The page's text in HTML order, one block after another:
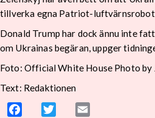
tillverka egna Patriot-
Donald Trump har dock ännu inte
om Ukrainas begäran, uppger
Foto: Official White House Photo by
Text: Redaktionen
Facebook Twitter